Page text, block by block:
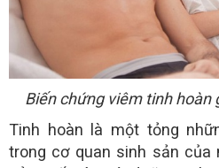
Biến chứng viêm tinh hoàn
Tinh hoàn là một tỏng
trong cơ quan sinh sản của